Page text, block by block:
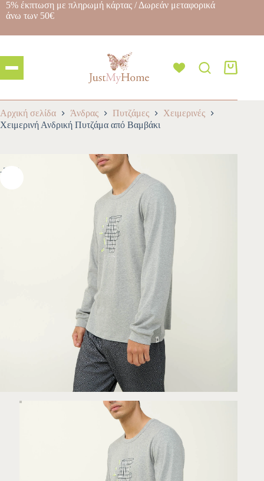
5% έκπτωση με πληρωμή κάρτας / Δωρεάν μεταφορικά
άνω των 50€
Αρχική σελίδα Άνδρας Πυτζάμες
Χειμερινές
Χειμερινή Ανδρική Πυτζάμα από Βαμβάκι
-30%